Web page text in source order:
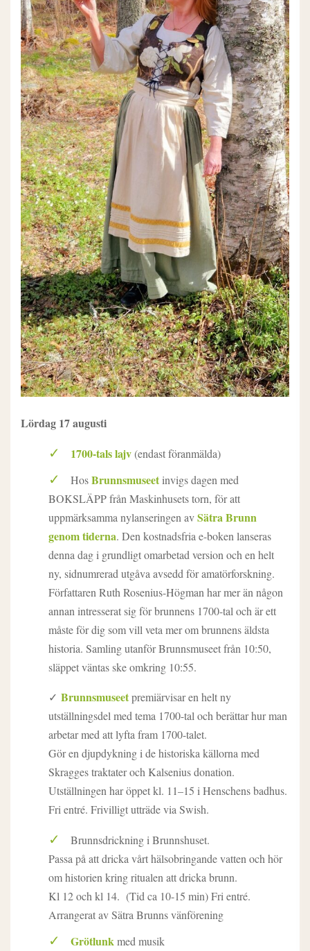
Lördag 17 augusti
1700-tals lajv(endast föranmälda)
HosBrunnsmuseet invigs dagen med
BOKSLÄPP från Maskinhusets torn, för att
uppmärksamma nylanseringen avSätra Brunn
genom tiderna. Den kostnadsfria e-boken lanseras
denna dag i grundligt omarbetad version och en helt
ny, sidnumrerad utgåva avsedd för amatörforskning.
Författaren Ruth Rosenius-Högman har mer än någon
annan intresserat sig för brunnens 1700-tal och är ett
måste för dig som vill veta mer om brunnens äldsta
historia. Samling utanför Brunnsmuseet från 10:50,
släppet väntas ske omkring 10:55.
✓ Brunnsmuseetpremiärvisar en helt ny
utställningsdel med tema 1700-tal och berättar hur man
arbetar med att lyfta fram 1700-talet.
Gör en djupdykning i de historiska källorna med
Skragges traktater och Kalsenius donation.
Utställningen har öppet kl. 11–15 i Henschens badhus.
Fri entré. Frivilligt utträde via Swish.
Brunnsdrickning i Brunnshuset.
Passa på att dricka vårt hälsobringande vatten och hör
om historien kring ritualen att dricka brunn.
Kl 12 och kl 14. (Tid ca 10-15 min) Fri entré.
Arrangerat av Sätra Brunns vänförening
Grötlunk med musik